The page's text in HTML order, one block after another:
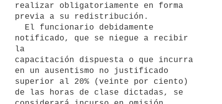
realizar obligatoriamente en forma
previa a su redistribución.
notificado, que se niegue a recibir
la
capacitación dispuesta o que incurra
en un ausentismo no justificado
superior al 20% (veinte por ciento)
de las horas de clase dictadas, se